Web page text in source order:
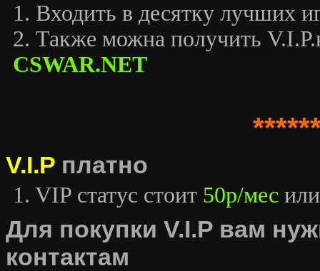
1. Входить в десятку лучших
2. Также можна получить
CSWAR.NET
V.I.P платно
1. VIP статус стоит 50р/мес
Для покупки V.I.P вам
контактам